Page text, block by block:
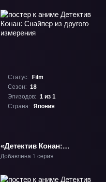
Статус:
Film
Сезон: 18
Эпизодов: 1 из 1
Страна: Япония
«Детектив Конан:
Снайпер из другого
Добавлена 1 серия